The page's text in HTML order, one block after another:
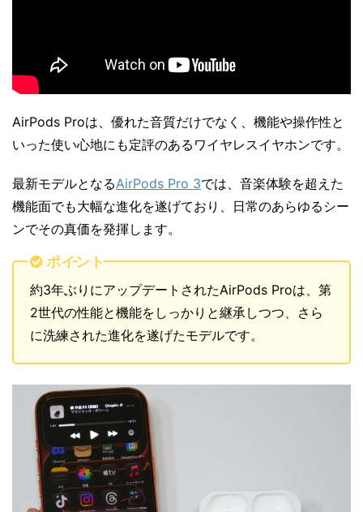
AirPods Proは、優れた音質だけでなく、機能や操作性と
いった使い心地にも定評のあるワイヤレスイヤホンです。
最新モデルとなるAirPods Pro 3では、音楽体験を超えた
機能面でも大幅な進化を遂げており、日常のあらゆるシー
ンでその真価を発揮します。
ポイント
約3年ぶりにアップデートされたAirPods Proは、第
2世代の性能と機能をしっかりと継承しつつ、さら
に洗練された進化を遂げたモデルです。